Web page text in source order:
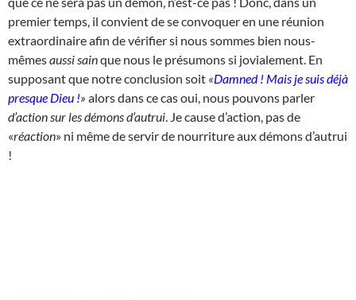
premier temps, il convient de se convoquer en une réunion
extraordinaire afin de vérifier si nous sommes bien nous-
mêmesaussi sainque nous le présumons si jovialement. En
supposant que notre conclusion soit «Damned ! Mais je suis déjà
presque Dieu !» alors dans ce cas oui, nous pouvons parler
d’action sur les démons d’autrui . Je cause d’action, pas de
«réaction» ni même de servir de nourriture aux démons d’autrui
!